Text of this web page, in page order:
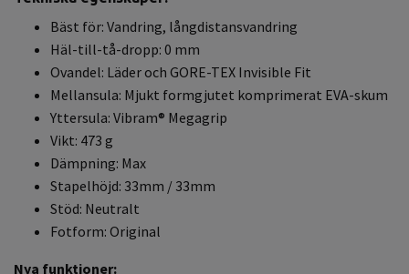
Bäst för: Vandring, långdistansvandring
Häl-till-tå-dropp: 0 mm
Ovandel: Läder och GORE-TEX Invisible Fit
Mellansula: Mjukt formgjutet komprimerat EVA-skum
Yttersula: Vibram® Megagrip
Vikt: 473 g
Dämpning: Max
Stapelhöjd: 33mm / 33mm
Stöd: Neutralt
Fotform: Original
Nya funktioner: